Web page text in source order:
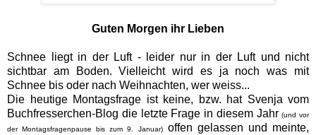
Guten Morgen ihr Lieben
Schnee liegt in der Luft - leider nur in der Luft und nicht
sichtbar am Boden. Vielleicht wird es ja noch was mit
Schnee bis oder nach Weihnachten, wer weiss...
Die heutige Montagsfrage ist keine, bzw. hat Svenja vom
Buchfresserchen-Blog die letzte Frage in diesem Jahr(und vor
der Montagsfragenpause bis zum 9. Januar)offen gelassen und meinte,